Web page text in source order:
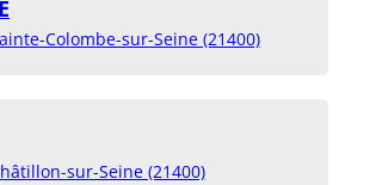
Colombe-sur-Seine (21400)
sur-Seine (21400)